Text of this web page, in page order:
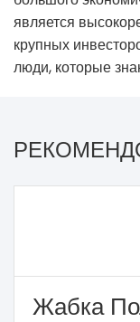
является
крупных
люди, которые
Жабка